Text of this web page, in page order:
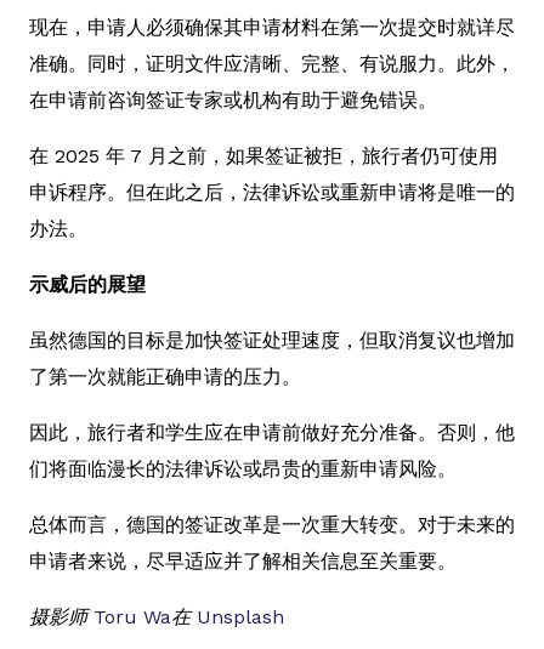
现在，申请人必须确保其申请材料在第一次提交时就详尽
准确。同时，证明文件应清晰、完整、有说服力。此外，
在申请前咨询签证专家或机构有助于避免错误。
在 2025 年 7 月之前，如果签证被拒，旅行者仍可使用
申诉程序。但在此之后，法律诉讼或重新申请将是唯一的
办法。
示威后的展望
虽然德国的目标是加快签证处理速度，但取消复议也增加
了第一次就能正确申请的压力。
因此，旅行者和学生应在申请前做好充分准备。否则，他
们将面临漫长的法律诉讼或昂贵的重新申请风险。
总体而言，德国的签证改革是一次重大转变。对于未来的
申请者来说，尽早适应并了解相关信息至关重要。
摄影师Toru Wa在 Unsplash